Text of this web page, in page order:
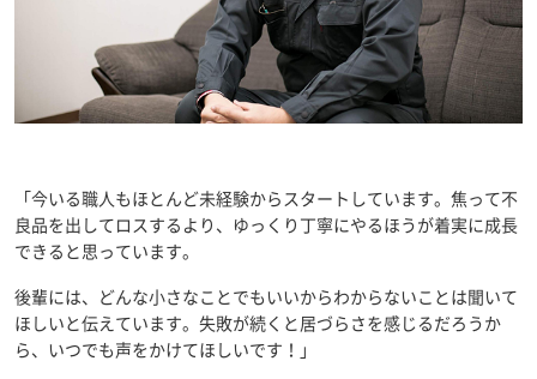
「今いる職人もほとんど未経験からスタートしています。焦って不
良品を出してロスするより、ゆっくり丁寧にやるほうが着実に成長
できると思っています。
後輩には、どんな小さなことでもいいからわからないことは聞いて
ほしいと伝えています。失敗が続くと居づらさを感じるだろうか
ら、いつでも声をかけてほしいです！」